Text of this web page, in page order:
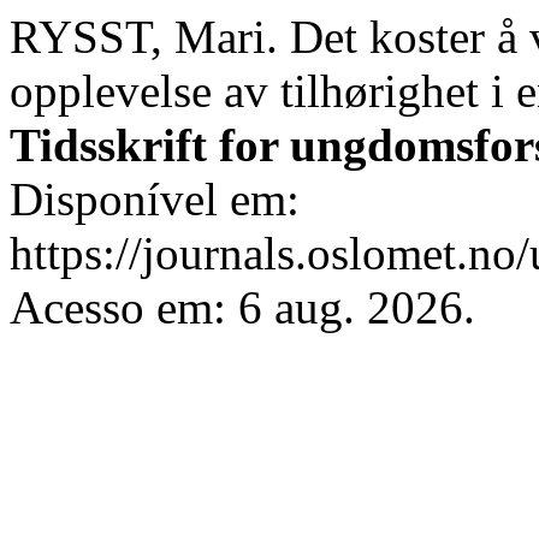
RYSST, Mari. Det koster
opplevelse av tilhørighet i
Tidsskrift for
Disponível em:
https://
Acesso em: 6 aug. 2026.